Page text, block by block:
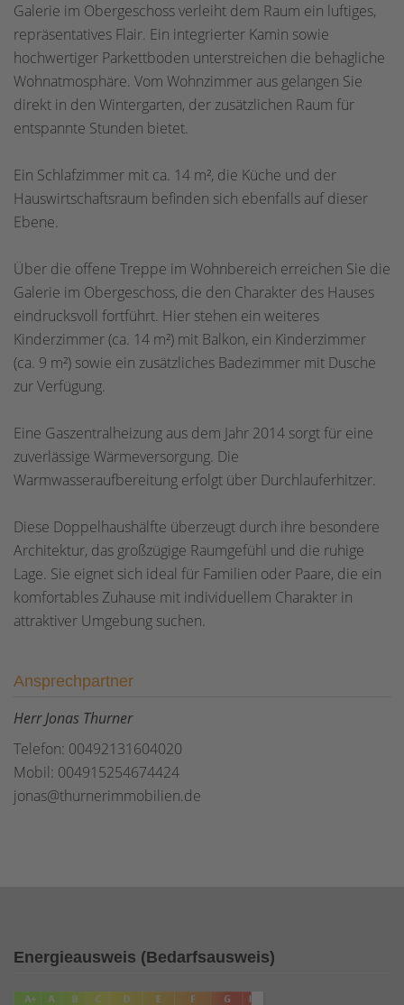
Galerie im Obergeschoss verleiht dem Raum ein luftiges,
repräsentatives Flair. Ein integrierter Kamin sowie
hochwertiger Parkettboden unterstreichen die behagliche
Wohnatmosphäre. Vom Wohnzimmer aus gelangen Sie
direkt in den Wintergarten, der zusätzlichen Raum für
entspannte Stunden bietet.
Ein Schlafzimmer mit ca. 14 m², die Küche und der
Hauswirtschaftsraum befinden sich ebenfalls auf dieser
Ebene.
Über die offene Treppe im Wohnbereich erreichen Sie die
Galerie im Obergeschoss, die den Charakter des Hauses
eindrucksvoll fortführt. Hier stehen ein weiteres
Kinderzimmer (ca. 14 m²) mit Balkon, ein Kinderzimmer
(ca. 9 m²) sowie ein zusätzliches Badezimmer mit Dusche
zur Verfügung.
Eine Gaszentralheizung aus dem Jahr 2014 sorgt für eine
zuverlässige Wärmeversorgung. Die
Warmwasseraufbereitung erfolgt über Durchlauferhitzer.
Diese Doppelhaushälfte überzeugt durch ihre besondere
Architektur, das großzügige Raumgefühl und die ruhige
Lage. Sie eignet sich ideal für Familien oder Paare, die ein
komfortables Zuhause mit individuellem Charakter in
attraktiver Umgebung suchen.
Ansprechpartner
Herr Jonas Thurner
Telefon: 00492131604020
Mobil: 004915254674424
jonas@thurnerimmobilien.de
Energieausweis (Bedarfsausweis)